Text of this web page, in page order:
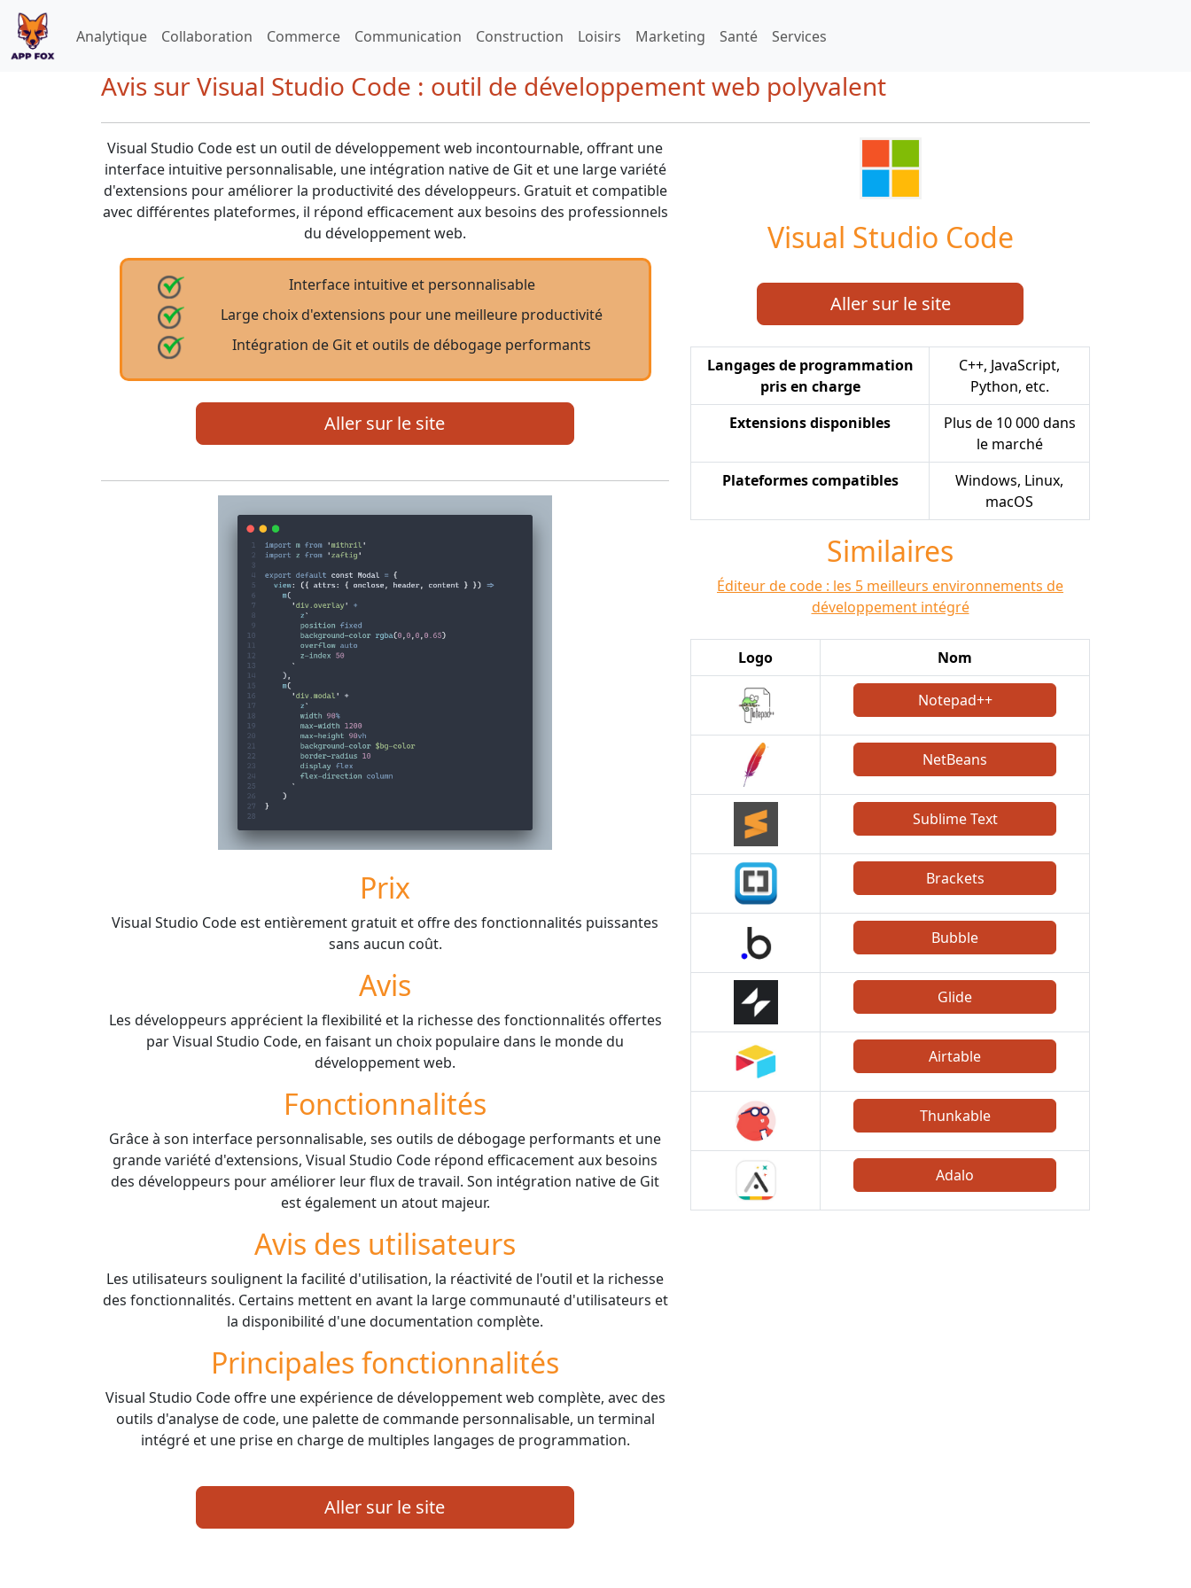
Analytique Collaboration Commerce Communication Construction Loisirs Marketing Santé Services
Avis sur Visual Studio Code : outil de développement web polyvalent
Visual Studio Code est un outil de développement web incontournable, offrant une
interface intuitive personnalisable, une intégration native de Git et une large variété
d'extensions pour améliorer la productivité des développeurs. Gratuit et compatible
avec différentes plateformes, il répond efficacement aux besoins des professionnels
du développement web.
Interface intuitive et personnalisable
Large choix d'extensions pour une meilleure productivité
Intégration de Git et outils de débogage performants
Aller sur le site
Prix
Visual Studio Code est entièrement gratuit et offre des fonctionnalités puissantes
sans aucun coût.
Avis
Les développeurs apprécient la flexibilité et la richesse des fonctionnalités offertes
par Visual Studio Code, en faisant un choix populaire dans le monde du
développement web.
Fonctionnalités
Grâce à son interface personnalisable, ses outils de débogage performants et une
grande variété d'extensions, Visual Studio Code répond efficacement aux besoins
des développeurs pour améliorer leur flux de travail. Son intégration native de Git
est également un atout majeur.
Avis des utilisateurs
Les utilisateurs soulignent la facilité d'utilisation, la réactivité de l'outil et la richesse
des fonctionnalités. Certains mettent en avant la large communauté d'utilisateurs et
la disponibilité d'une documentation complète.
Principales fonctionnalités
Visual Studio Code offre une expérience de développement web complète, avec des
outils d'analyse de code, une palette de commande personnalisable, un terminal
intégré et une prise en charge de multiples langages de programmation.
Aller sur le site
Visual Studio Code
Aller sur le site
Langages de programmation
pris en charge
C++, JavaScript,
Python, etc.
Extensions disponibles
Plus de 10 000 dans
le marché
Plateformes compatibles
Windows, Linux,
macOS
Similaires
Éditeur de code : les 5 meilleurs environnements de
développement intégré
Logo Nom
Notepad++
NetBeans
Sublime Text
Brackets
Bubble
Glide
Airtable
Thunkable
Adalo